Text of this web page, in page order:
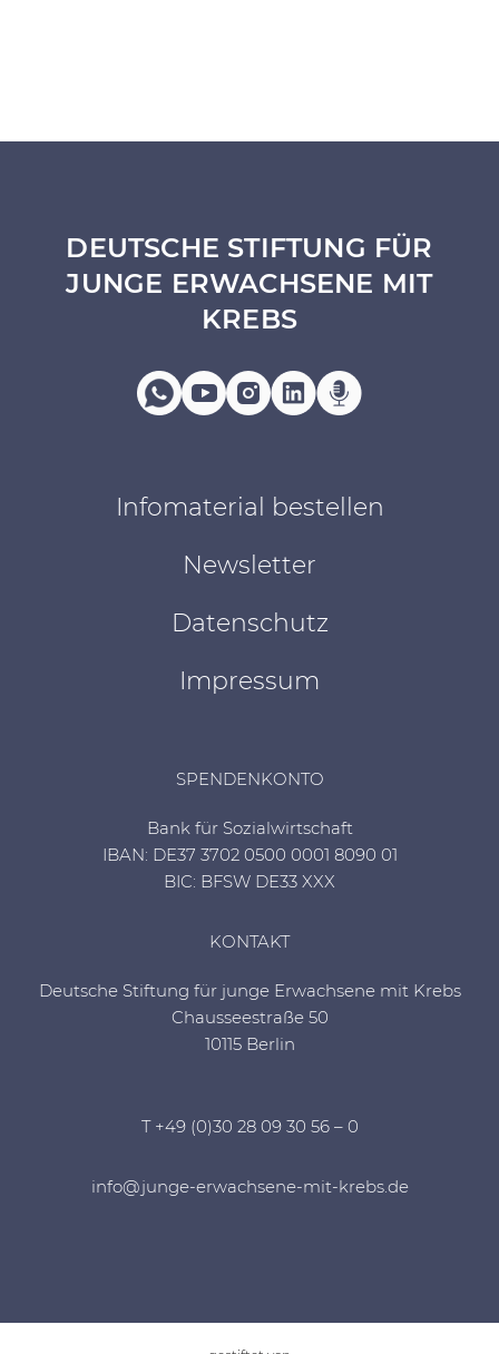
DEUTSCHE STIFTUNG FÜR
JUNGE ERWACHSENE MIT
KREBS
Infomaterial bestellen
Newsletter
Datenschutz
Impressum
SPENDENKONTO
Bank für Sozialwirtschaft
IBAN: DE37 3702 0500 0001 8090 01
BIC: BFSW DE33 XXX
KONTAKT
Deutsche Stiftung für junge Erwachsene mit Krebs
Chausseestraße 50
10115 Berlin
T +49 (0)30 28 09 30 56 – 0
info@junge-erwachsene-mit-krebs.de